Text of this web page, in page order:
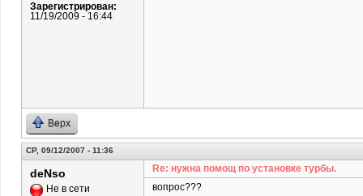
Зарегистрирован:
11/19/2009 - 16:44
Верх
СР, 09/12/2007 - 11:36
deNso
Не в сети
Re: нужна помощ по установке турбы.
вопрос???